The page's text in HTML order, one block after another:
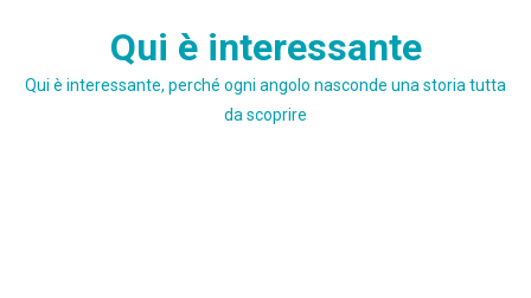
Qui è interessante
Qui è interessante, perché ogni angolo nasconde una storia tutta
da scoprire